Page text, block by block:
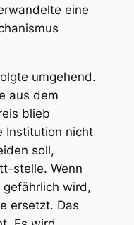
eine
umgehend.
aus dem
blieb
Institution nicht
soll,
stelle. Wenn
wird,
ersetzt. Das